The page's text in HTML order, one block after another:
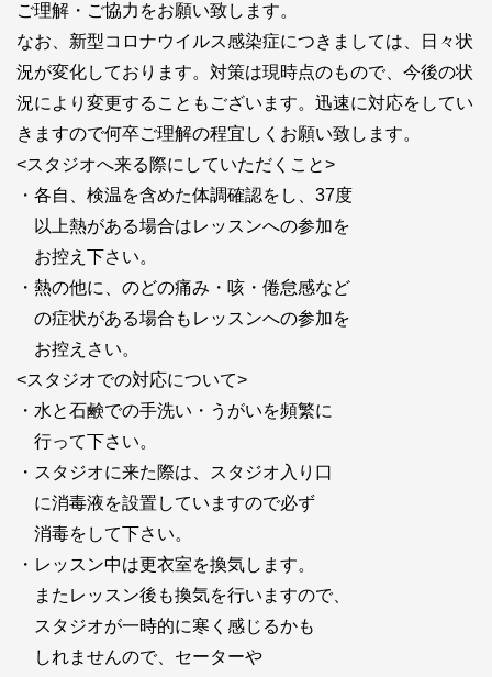
ご理解・ご協力をお願い致します。
なお、新型コロナウイルス感染症につきましては、日々状
況が変化しております。対策は現時点のもので、今後の状
況により変更することもございます。迅速に対応をしてい
きますので何卒ご理解の程宜しくお願い致します。
<スタジオへ来る際にしていただくこと>
・各自、検温を含めた体調確認をし、37度
以上熱がある場合はレッスンへの参加を
お控え下さい。
・熱の他に、のどの痛み・咳・倦怠感など
の症状がある場合もレッスンへの参加を
お控えさい。
<スタジオでの対応について>
・水と石鹸での手洗い・うがいを頻繁に
行って下さい。
・スタジオに来た際は、スタジオ入り口
に消毒液を設置していますので必ず
消毒をして下さい。
・レッスン中は更衣室を換気します。
またレッスン後も換気を行いますので、
スタジオが一時的に寒く感じるかも
しれませんので、セーターや